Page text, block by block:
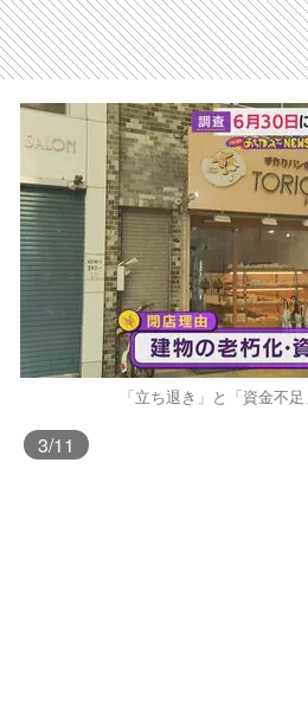
「立ち退き」と「資金不
3/11